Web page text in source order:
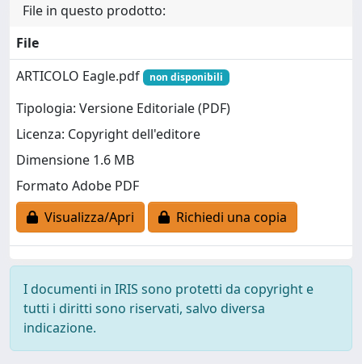
File in questo prodotto:
File
ARTICOLO Eagle.pdf
non disponibili
Tipologia: Versione Editoriale (PDF)
Licenza: Copyright dell'editore
Dimensione 1.6 MB
Formato Adobe PDF
Visualizza/Apri
Richiedi una copia
I documenti in IRIS sono protetti da copyright e
tutti i diritti sono riservati, salvo diversa
indicazione.